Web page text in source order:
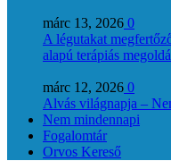
márc 13, 2026 0
A légutakat
alapú terápiás
márc 12, 2026 0
Alvás világnapja –
Nem mindennapi
Fogalomtár
Orvos Kereső